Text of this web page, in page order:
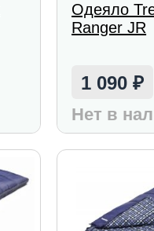
Одеяло
Ranger JR
1 090₽
Нет в